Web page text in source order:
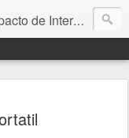
en la sociedad visto con mis propios ojos